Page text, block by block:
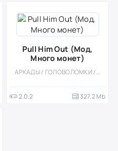
Pull Him Out (Мод,
Много монет)
АРКАДЫ / ГОЛОВОЛОМКИ / ОДНОПОЛЬЗОВАТЕЛЬСКИЕ / ЛОГИЧЕСКАЯ / КАЗУАЛЬНЫЕ / МОД / ВСТРОЕННЫЙ КЕШ / ВЕСЁЛАЯ
2.0.2 327.2 Mb